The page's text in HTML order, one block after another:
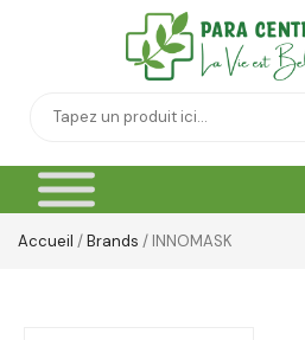
Accueil /Brands / INNOMASK